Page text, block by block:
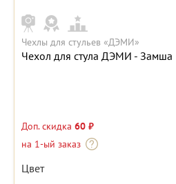
Чехлы для стульев «ДЭМИ»
Чехол для стула ДЭМИ - Замша
Доп. скидка 60 ₽
на 1-ый заказ
Цвет